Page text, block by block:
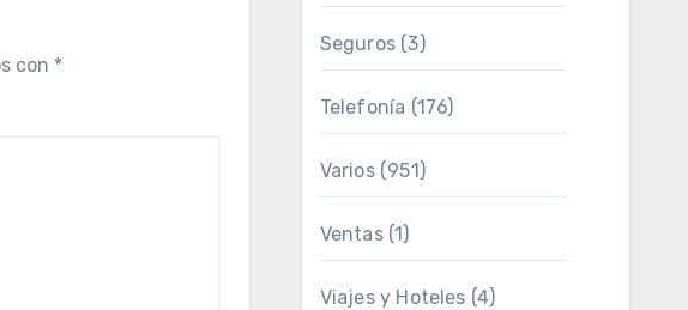
con *
Seguros(3)
Telefonía (176)
Varios(951)
Ventas(1)
Viajes y Hoteles (4)